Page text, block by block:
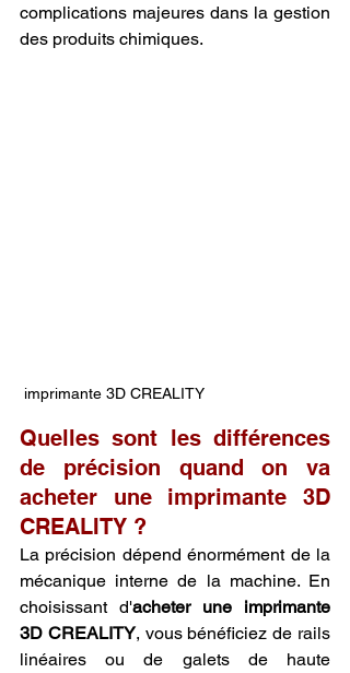
complications majeures dans la gestion
des produits chimiques.
imprimante 3D CREALITY
Quelles sont les différences
de précision quand on va
acheter une imprimante 3D
CREALITY ?
La précision dépend énormément de la
mécanique interne de la machine. En
choisissant d'acheter une imprimante
3D CREALITY, vous bénéficiez de rails
linéaires ou de galets de haute